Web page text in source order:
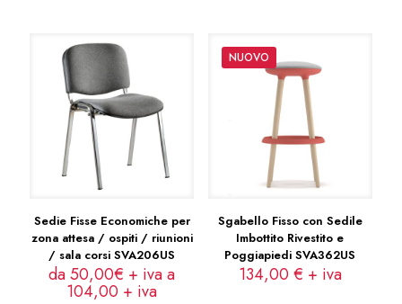
Sedie Fisse Economiche per
zona attesa / ospiti / riunioni
/ sala corsi SVA206US
da 50,00€ + iva a
104,00 + iva
NUOVO
Sgabello Fisso con Sedile
Imbottito Rivestito e
Poggiapiedi SVA362US
134,00 € + iva